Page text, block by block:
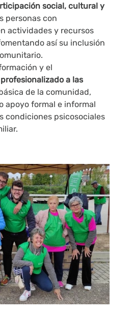
social, cultural y
personas con
actividades y recursos
así su inclusión
y el
a las
de la comunidad,
apoyo formal e informal
condiciones psicosociales